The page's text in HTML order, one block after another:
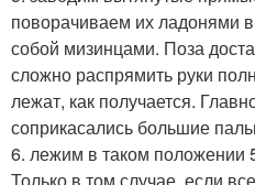
поворачиваем их ладонями
собой мизинцами. Поза
сложно распрямить руки
лежат, как получается.
соприкасались большие
6. лежим в таком положении